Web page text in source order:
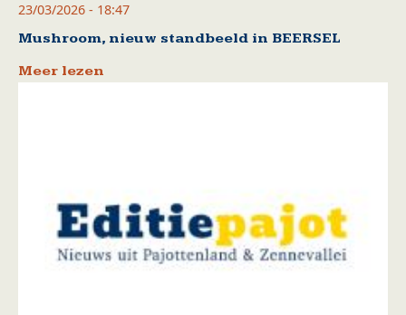
23/03/2026 - 18:47
Mushroom, nieuw standbeeld in BEERSEL
Meer lezen